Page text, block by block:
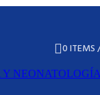
0ITEMS
Y